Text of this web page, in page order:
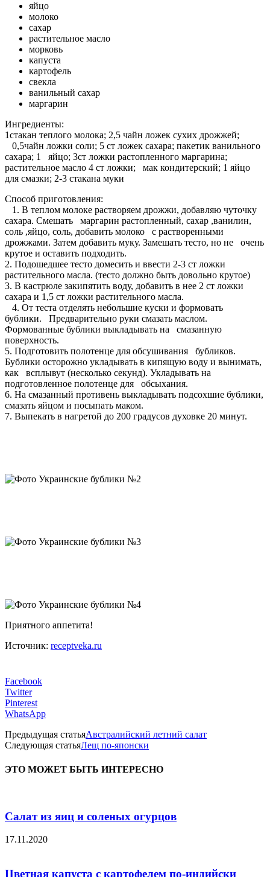
яйцо
молоко
сахар
растительное масло
морковь
капуста
картофель
свекла
ванильный сахар
маргарин
Ингредиенты:
1стакан теплого молока; 2,5 чайн ложек сухих дрожжей;
0,5чайн ложки соли; 5 ст ложек сахара; пакетик ванильного
сахара; 1 яйцо; 3ст ложки растопленного маргарина;
растительное масло 4 ст ложки; мак кондитерский; 1 яйцо
для смазки; 2-3 стакана муки
Способ приготовления:
1. В теплом молоке растворяем дрожжи, добавляю чуточку
сахара. Смешать маргарин растопленный, сахар ,ванилин,
соль ,яйцо, соль, добавить молоко с растворенными
дрожжами. Затем добавить муку. Замешать тесто, но не очень
крутое и оставить подходить.
2. Подошедшее тесто домесить и ввести 2-3 ст ложки
растительного масла. (тесто должно быть довольно крутое)
3. В кастрюле закипятить воду, добавить в нее 2 ст ложки
сахара и 1,5 ст ложки растительного масла.
4. От теста отделять небольшие куски и формовать
бублики. Предварительно руки смазать маслом.
Формованные бублики выкладывать на смазанную
поверхность.
5. Подготовить полотенце для обсушивания бубликов.
Бублики осторожно укладывать в кипящую воду и вынимать,
как всплывут (несколько секунд). Укладывать на
подготовленное полотенце для обсыхания.
6. На смазанный противень выкладывать подсохшие бублики,
смазать яйцом и посыпать маком.
7. Выпекать в нагретой до 200 градусов духовке 20 минут.
Приятного аппетита!
Источник: receptveka.ru
Facebook
Twitter
Pinterest
WhatsApp
Предыдущая статьяАвстралийский летний салат
Следующая статьяЛещ по-японски
ЭТО МОЖЕТ БЫТЬ ИНТЕРЕСНО
Салат из яиц и соленых огурцов
17.11.2020
Цветная капуста с картофелем по-индийски